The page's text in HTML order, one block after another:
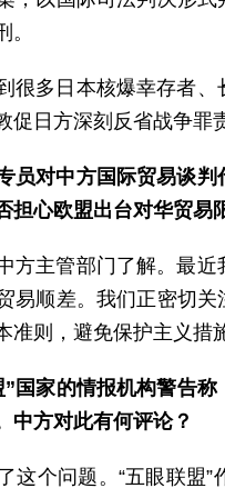
很多日本核爆幸存者
促日方深刻反省战争罪
员对中方国际贸易谈
担心欧盟出台对华贸易
方主管部门了解。最
易顺差。我们正密切
准则，避免保护主义
国家的情报机构警告
中方对此有何评论？
这个问题。“五眼联盟